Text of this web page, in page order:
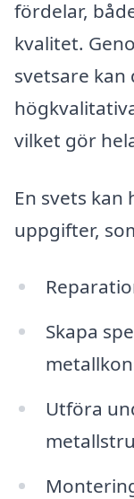
fördelar,
kvalitet.
svetsare
vilket gör
En svets kan
uppgifter,
Skapa
Utföra